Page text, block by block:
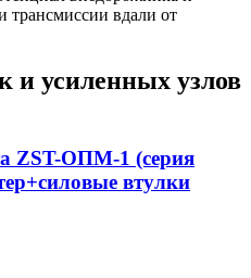
трансмиссии вдали от
и усиленных узлов
ZST-ОПМ-1 (серия
втулки